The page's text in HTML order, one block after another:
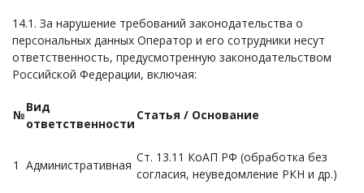
14.1. За нарушение требований законодательства о
персональных данных Оператор и его сотрудники несут
ответственность, предусмотренную законодательством
Российской Федерации, включая:
№
Вид
ответственности
Статья / Основание
1 Административная
Ст. 13.11 КоАП РФ (обработка без
согласия, неуведомление РКН и др.)